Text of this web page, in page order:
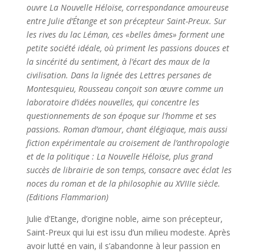
ouvre La Nouvelle Héloïse, correspondance amoureuse
entre Julie d’Étange et son précepteur Saint-Preux. Sur
les rives du lac Léman, ces «belles âmes» forment une
petite société idéale, où priment les passions douces et
la sincérité du sentiment, à l’écart des maux de la
civilisation. Dans la lignée des Lettres persanes de
Montesquieu, Rousseau conçoit son œuvre comme un
laboratoire d’idées nouvelles, qui concentre les
questionnements de son époque sur l’homme et ses
passions. Roman d’amour, chant élégiaque, mais aussi
fiction expérimentale au croisement de l’anthropologie
et de la politique : La Nouvelle Héloïse, plus grand
succès de librairie de son temps, consacre avec éclat les
noces du roman et de la philosophie au XVIIIe siècle.
(Editions Flammarion)
Julie d’Etange, d’origine noble, aime son précepteur,
Saint-Preux qui lui est issu d’un milieu modeste. Après
avoir lutté en vain, il s’abandonne à leur passion en